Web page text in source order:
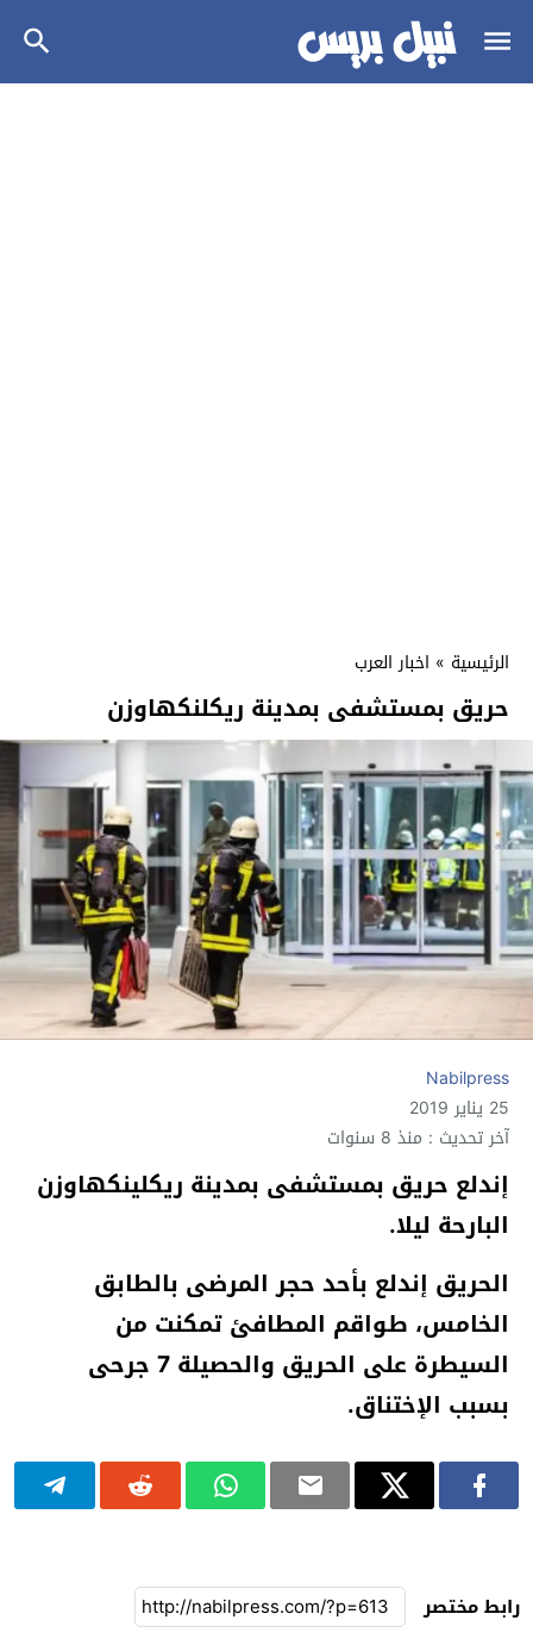
الرئيسية » اخبار العرب
حريق بمستشفى بمدينة ريكلنكهاوزن
Nabilpress
25 يناير 2019
آخر تحديث : منذ 8 سنوات
إندلع حريق بمستشفى بمدينة ريكلينكهاوزن
البارحة ليلا.
الحريق إندلع بأحد حجر المرضى بالطابق
الخامس، طواقم المطافئ تمكنت من
السيطرة على الحريق والحصيلة 7 جرحى
بسبب الإختناق.
رابط مختصر